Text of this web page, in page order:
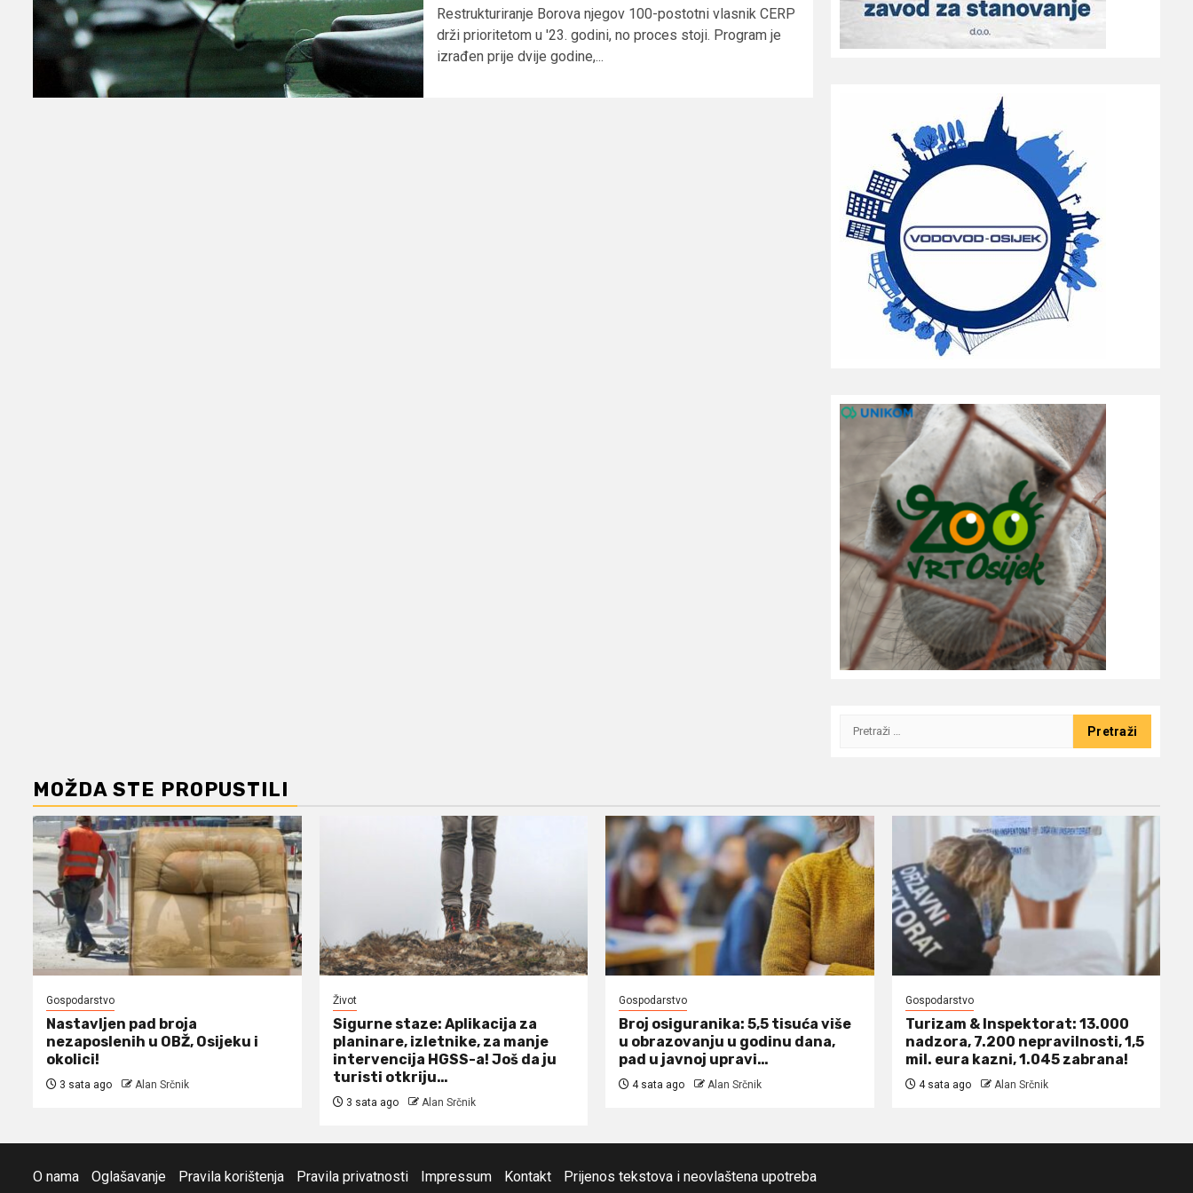
Restrukturiranje Borova njegov 100-postotni vlasnik CERP
drži prioritetom u '23. godini, no proces stoji. Program je
izrađen prije dvije godine,...
Pretraži:
MOŽDA STE PROPUSTILI
Gospodarstvo
Nastavljen pad broja
nezaposlenih u OBŽ, Osijeku i
okolici!
3 sata ago Alan Srčnik
Život
Sigurne staze: Aplikacija za
planinare, izletnike, za manje
intervencija HGSS-a! Još da ju
turisti otkriju…
3 sata ago Alan Srčnik
Gospodarstvo
Broj osiguranika: 5,5 tisuća više
u obrazovanju u godinu dana,
pad u javnoj upravi…
4 sata ago Alan Srčnik
Gospodarstvo
Turizam & Inspektorat: 13.000
nadzora, 7.200 nepravilnosti, 1,5
mil. eura kazni, 1.045 zabrana!
4 sata ago Alan Srčnik
O nama Oglašavanje Pravila korištenja Pravila privatnosti Impressum Kontakt Prijenos tekstova i neovlaštena upotreba